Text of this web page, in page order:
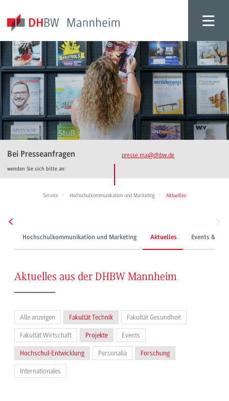
Bei Presseanfragen
wenden Sie sich bitte an:
presse.ma@dhbw.de
Service Hochschulkommunikation und Marketing Aktuelles
Hochschulkommunikation und Marketing Aktuelles Events &
Aktuelles aus der DHBW Mannheim
Alle anzeigen Fakultät Technik Fakultät Gesundheit
Fakultät Wirtschaft Projekte Events
Hochschul-Entwicklung Personalia Forschung
Internationales